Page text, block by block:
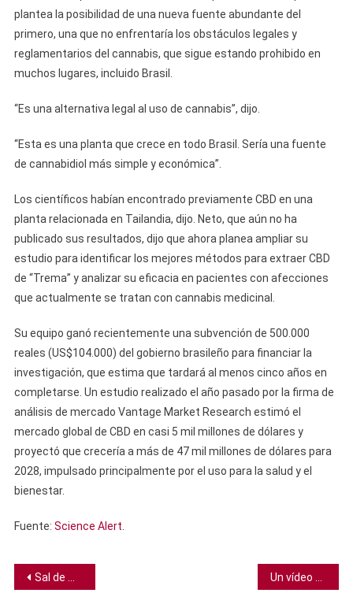
plantea la posibilidad de una nueva fuente abundante del
primero, una que no enfrentaría los obstáculos legales y
reglamentarios del cannabis, que sigue estando prohibido en
muchos lugares, incluido Brasil.
“Es una alternativa legal al uso de cannabis”, dijo.
“Esta es una planta que crece en todo Brasil. Sería una fuente
de cannabidiol más simple y económica”.
Los científicos habían encontrado previamente CBD en una
planta relacionada en Tailandia, dijo. Neto, que aún no ha
publicado sus resultados, dijo que ahora planea ampliar su
estudio para identificar los mejores métodos para extraer CBD
de “Trema” y analizar su eficacia en pacientes con afecciones
que actualmente se tratan con cannabis medicinal.
Su equipo ganó recientemente una subvención de 500.000
reales (US$104.000) del gobierno brasileño para financiar la
investigación, que estima que tardará al menos cinco años en
completarse. Un estudio realizado el año pasado por la firma de
análisis de mercado Vantage Market Research estimó el
mercado global de CBD en casi 5 mil millones de dólares y
proyectó que crecería a más de 47 mil millones de dólares para
2028, impulsado principalmente por el uso para la salud y el
bienestar.
Fuente: Science Alert
Navegación
Sal de mesa de un asteroide podría ser clave al buscar el origen de la vida en la Tierra